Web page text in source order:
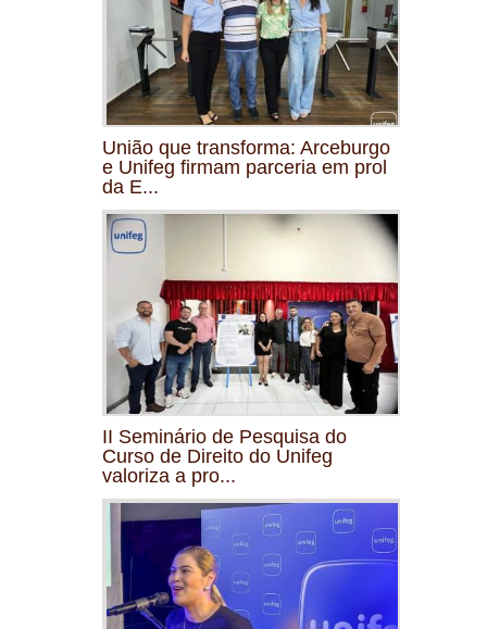
União que transforma: Arceburgo
e Unifeg firmam parceria em prol
da E...
II Seminário de Pesquisa do
Curso de Direito do Unifeg
valoriza a pro...